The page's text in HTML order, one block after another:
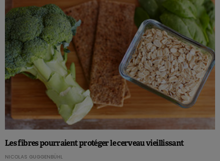
Les fibres pourraient protéger le cerveau vieillissant
NICOLAS GUGGENBÜHL